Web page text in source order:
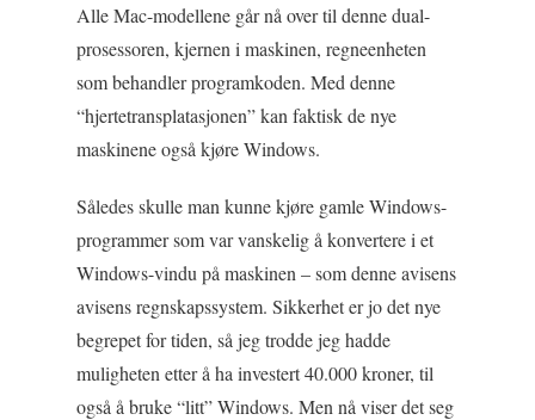
Alle Mac-modellene går nå over til denne dual-
prosessoren, kjernen i maskinen, regneenheten
som behandler programkoden. Med denne
“hjertetransplatasjonen” kan faktisk de nye
maskinene også kjøre Windows.
Således skulle man kunne kjøre gamle Windows-
programmer som var vanskelig å konvertere i et
Windows-vindu på maskinen – som denne avisens
avisens regnskapssystem. Sikkerhet er jo det nye
begrepet for tiden, så jeg trodde jeg hadde
muligheten etter å ha investert 40.000 kroner, til
også å bruke “litt” Windows. Men nå viser det seg